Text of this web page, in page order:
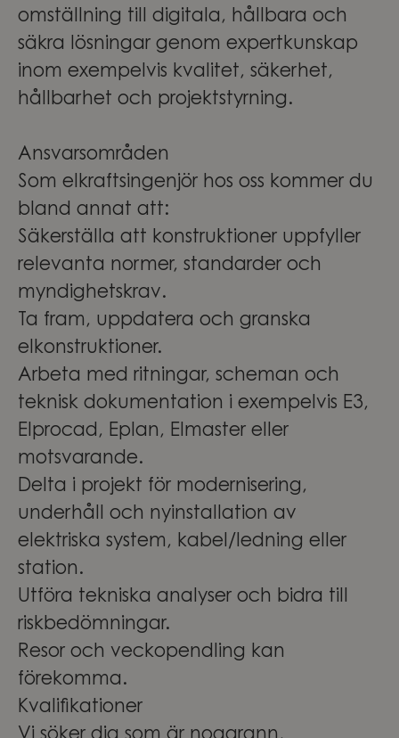
omställning till digitala, hållbara och
säkra lösningar genom expertkunskap
inom exempelvis kvalitet, säkerhet,
hållbarhet och projektstyrning.
Ansvarsområden
Som elkraftsingenjör hos oss kommer du
bland annat att:
Säkerställa att konstruktioner uppfyller
relevanta normer, standarder och
myndighetskrav.
Ta fram, uppdatera och granska
elkonstruktioner.
Arbeta med ritningar, scheman och
teknisk dokumentation i exempelvis E3,
Elprocad, Eplan, Elmaster eller
motsvarande.
Delta i projekt för modernisering,
underhåll och nyinstallation av
elektriska system, kabel/ledning eller
station.
Utföra tekniska analyser och bidra till
riskbedömningar.
Resor och veckopendling kan
förekomma.
Kvalifikationer